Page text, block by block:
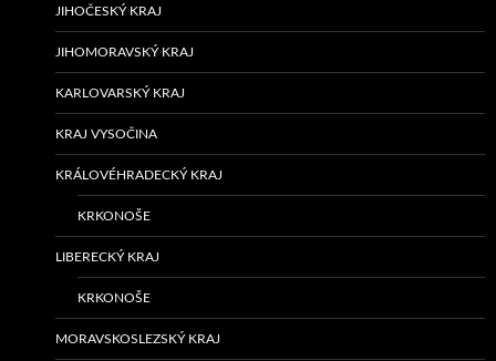
JIHOČESKÝ KRAJ
JIHOMORAVSKÝ KRAJ
KARLOVARSKÝ KRAJ
KRAJ VYSOČINA
KRÁLOVÉHRADECKÝ KRAJ
KRKONOŠE
LIBERECKÝ KRAJ
KRKONOŠE
MORAVSKOSLEZSKÝ KRAJ